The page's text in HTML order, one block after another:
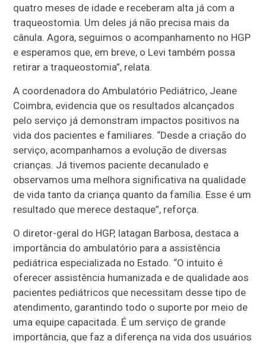
quatro meses de idade e receberam alta já com a
traqueostomia. Um deles já não precisa mais da
cânula. Agora, seguimos o acompanhamento no HGP
e esperamos que, em breve, o Levi também possa
retirar a traqueostomia”, relata.
A coordenadora do Ambulatório Pediátrico, Jeane
Coimbra, evidencia que os resultados alcançados
pelo serviço já demonstram impactos positivos na
vida dos pacientes e familiares. “Desde a criação do
serviço, acompanhamos a evolução de diversas
crianças. Já tivemos paciente decanulado e
observamos uma melhora significativa na qualidade
de vida tanto da criança quanto da família. Esse é um
resultado que merece destaque”, reforça.
O diretor-geral do HGP, Iatagan Barbosa, destaca a
importância do ambulatório para a assistência
pediátrica especializada no Estado. “O intuito é
oferecer assistência humanizada e de qualidade aos
pacientes pediátricos que necessitam desse tipo de
atendimento, garantindo todo o suporte por meio de
uma equipe capacitada. É um serviço de grande
importância, que faz a diferença na vida dos usuários